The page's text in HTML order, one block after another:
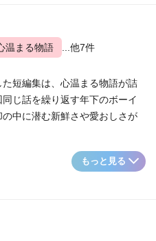
温まる物語 ...他7件
短編集は、心温まる物語が詰
じ話を繰り返す年下のボーイ
中に潜む新鮮さや愛おしさが
もっと見る